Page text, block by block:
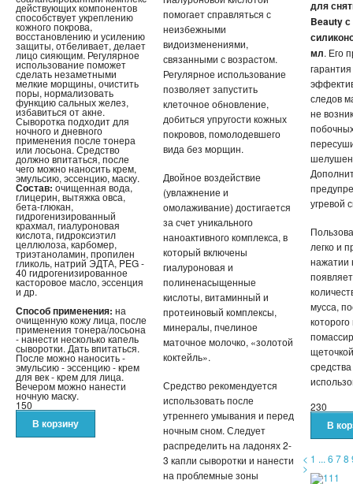
действующих компонентов
способствует укреплению
кожного покрова,
восстановлению и усилению
защиты, отбеливает, делает
лицо сияющим. Регулярное
использование поможет
сделать незаметными
мелкие морщины, очистить
поры, нормализовать
функцию сальных желез,
избавиться от акне.
Сыворотка подходит для
ночного и дневного
применения после тонера
или лосьона. Средство
должно впитаться, после
чего можно наносить крем,
эмульсию, эссенцию, маску.
Состав: очищенная вода,
глицерин, вытяжка овса,
бета-глюкан,
гидрогенизированный
крахмал, гиалуроновая
кислота, гидроксиэтил
целлюлоза, карбомер,
триэтаноламин, пропилен
гликоль, натрий ЭДТА, PEG -
40 гидрогенизированное
касторовое масло, эссенция
и др.
Способ применения: на
очищенную кожу лица, после
применения тонера/лосьона
- нанести несколько капель
сыворотки. Дать впитаться.
После можно наносить -
эмульсию - эссенцию - крем
для век - крем для лица.
Вечером можно нанести
ночную маску.
150
помогает справляться с
неизбежными
видоизменениями,
связанными с возрастом.
Регулярное использование
позволяет запустить
клеточное обновление,
добиться упругости кожных
покровов, помолодевшего
вида без морщин.
Двойное воздействие
(увлажнение и
омолаживание) достигается
за счет уникального
наноактивного комплекса, в
который включены
гиалуроновая и
полиненасыщенные
кислоты, витаминный и
протеиновый комплексы,
минералы, пчелиное
маточное молочко, «золотой
коктейль».
Средство рекомендуется
использовать после
утреннего умывания и перед
ночным сном. Следует
распределить на ладонях 2-
3 капли сыворотки и нанести
на проблемные зоны
для
Beauty с
мл. Его
следов
не
угревой
легко и
нажатии
мусса,
230
< 1 ... 6 78
>